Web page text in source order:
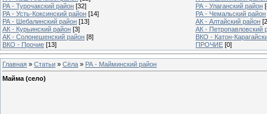
РА - Турочакский район [32] РА - Улаганский район
РА - Усть-Коксинский район [14]
РА - Чемальский район
РА - Шебалинский район [13] АК - Алтайский район
АК - Курьинский район [3]
АК - Петропавловский
АК - Солонешенский район [8]
ВКО - Катон-
ВКО - Прочие [13] ПРОЧИЕ [0]
Главная » Статьи » Сёла » РА - Майминский район
Майма (село)